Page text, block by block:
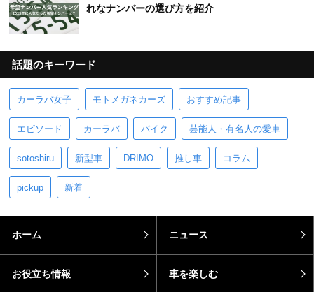
れなナンバーの選び方を紹介
話題のキーワード
カーラバ女子 モトメガネカーズ おすすめ記事
エピソード カーラバ バイク 芸能人・有名人の愛車
sotoshiru 新型車 DRIMO 推し車 コラム
pickup 新着
ホーム ニュース
お役立ち情報 車を楽しむ